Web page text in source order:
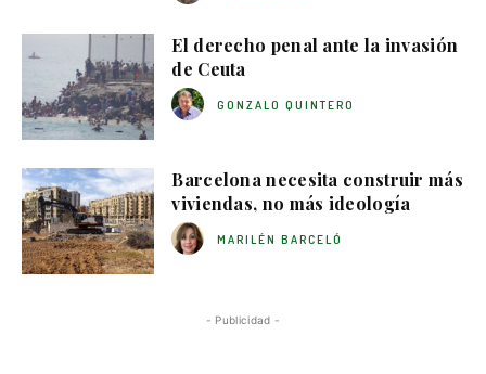
El derecho penal ante la invasión
de Ceuta
GONZALO QUINTERO
Barcelona necesita construir más
viviendas, no más ideología
MARILÉN BARCELÓ
- Publicidad -